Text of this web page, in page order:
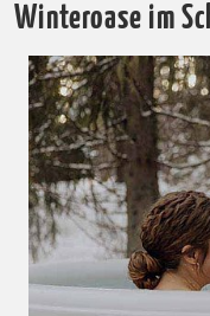
Winteroase im